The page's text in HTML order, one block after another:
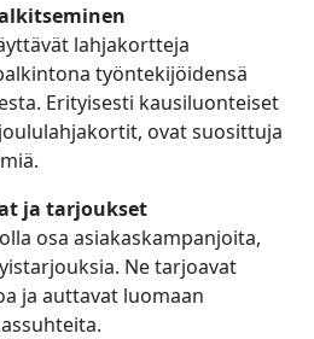
lahjakortteja
työntekijöidensä
Erityisesti kausiluonteiset
ovat suosittuja
ja tarjoukset
osa asiakaskampanjoita,
Ne tarjoavat
ja auttavat luomaan